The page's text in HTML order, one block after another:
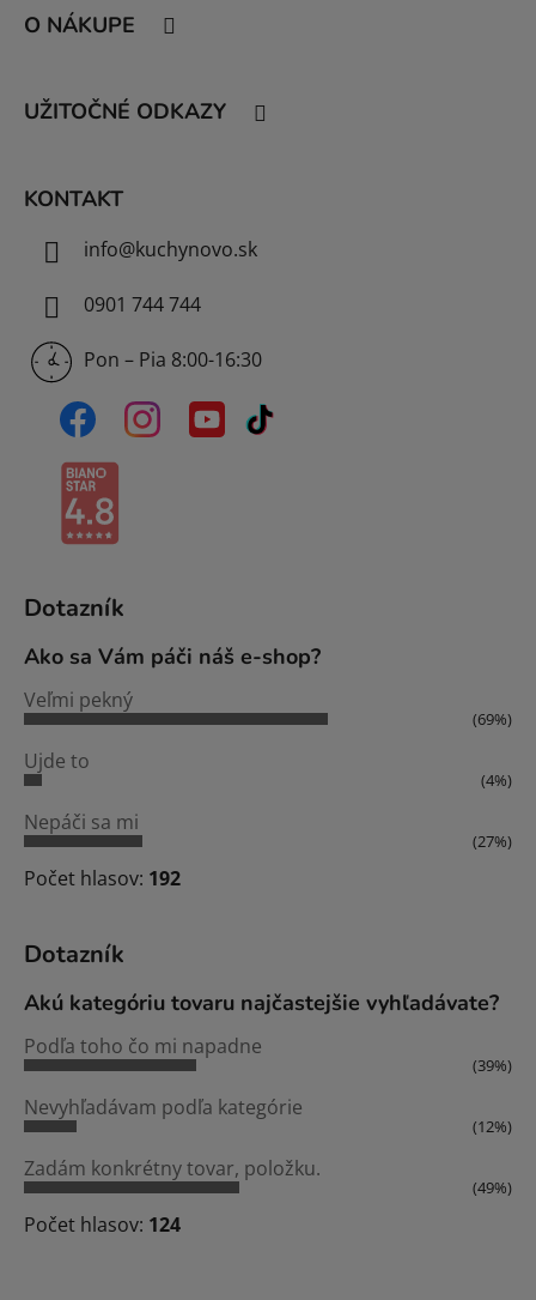
O NÁKUPE
UŽITOČNÉ ODKAZY
KONTAKT
info@kuchynovo.sk
0901 744 744
Pon – Pia 8:00-16:30
Dotazník
Ako sa Vám páči náš e-shop?
Veľmi pekný
(69%)
Ujde to
(4%)
Nepáči sa mi
(27%)
Počet hlasov: 192
Dotazník
Akú kategóriu tovaru najčastejšie vyhľadávate?
Podľa toho čo mi napadne
(39%)
Nevyhľadávam podľa kategórie
(12%)
Zadám konkrétny tovar, položku.
(49%)
Počet hlasov: 124